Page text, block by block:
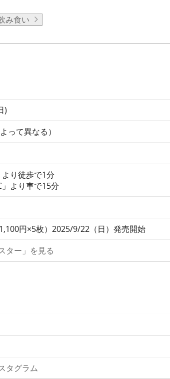
み食い
)
って異なる）
り徒歩で1分
より車で15分
円×5枚）2025/9/22（日）発売開始
ター」を見る
タグラム